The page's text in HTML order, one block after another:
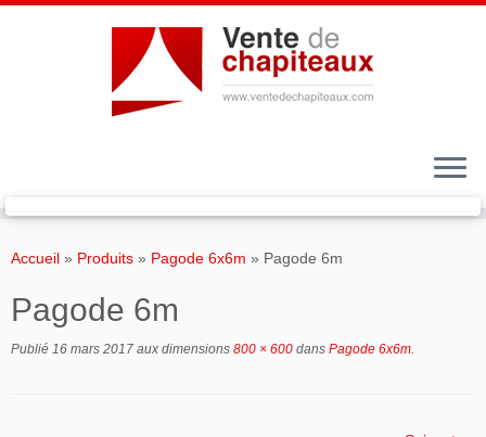
auAccueil » Produits » Pagode 6x6m » Pagode 6m
Pagode 6m
Publié 16 mars 2017 aux dimensions 800 × 600 dans Pagode 6x6m.